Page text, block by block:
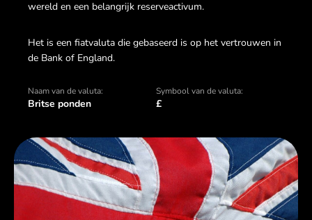
wereld en een belangrijk reserveactivum.
Het is een fiatvaluta die gebaseerd is op het vertrouwen in
de Bank of England.
Naam van de valuta:
Britse ponden
Symbool van de valuta:
£